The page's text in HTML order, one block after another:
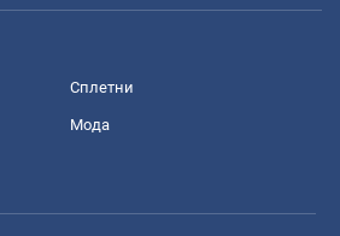
Сплетни
Мода